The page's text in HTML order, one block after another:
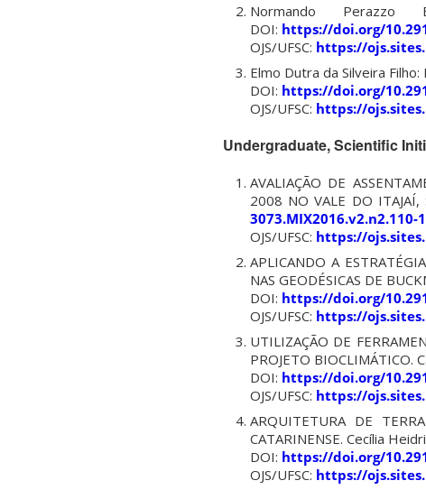
Normando
DOI: https://doi.org/
OJS/UFSC: https://
Elmo Dutra da Silveira
DOI: https://doi.org/
OJS/UFSC: https://
Undergraduate, Scientific
AVALIAÇÃO DE
2008 NO VALE DO
3073.MIX2016.v2.n2.110-
OJS/UFSC: https://
APLICANDO A
NAS GEODÉSICAS DE
DOI: https://doi.org/
OJS/UFSC: https://
UTILIZAÇÃO DE
PROJETO BIOCLIMÁTICO.
DOI: https://doi.org/
OJS/UFSC: https://
ARQUITETURA DE
CATARINENSE. Cecília
DOI: https://doi.org/
OJS/UFSC: https://